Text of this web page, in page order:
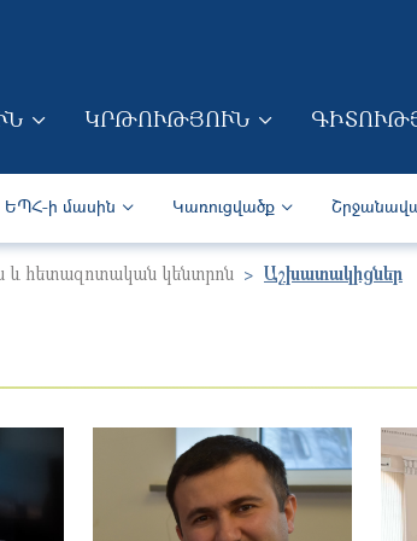
(ARM)
ԿՐԹՈՒԹՅՈՒՆ
Secondary navigation (Arm)
ԵՊՀ-ի մասին Կառուցվածք
և հետազոտական կենտրոն Աշխատակիցներ